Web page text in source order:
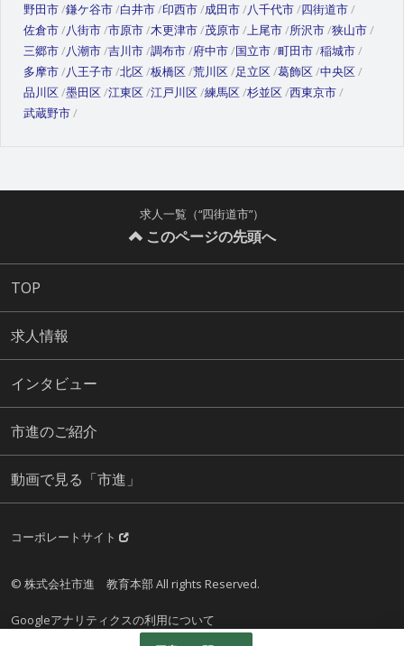
野田市 鎌ケ谷市 白井市 印西市 成田市 八千代市 四街道市
佐倉市 八街市 市原市 木更津市 茂原市 上尾市 所沢市 狭山市
三郷市 八潮市 吉川市 調布市 府中市 国立市 町田市 稲城市
多摩市 八王子市 北区 板橋区 荒川区 足立区 葛飾区 中央区
品川区 墨田区 江東区 江戸川区 練馬区 杉並区 西東京市
武蔵野市
求人一覧（“四街道市”）
このページの先頭へ
TOP
求人情報
インタビュー
市進のご紹介
動画で見る「市進」
コーポレートサイト
© 株式会社市進 教育本部 All rights Reserved.
Googleアナリティクスの利用について